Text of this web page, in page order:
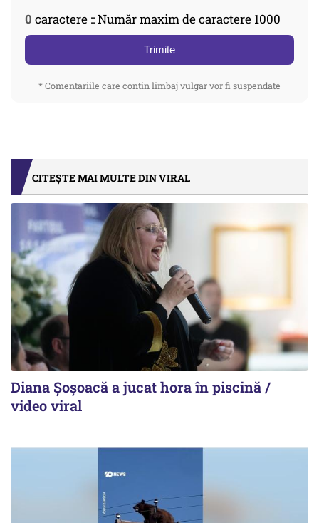
0 caractere :: Număr maxim de caractere 1000
Trimite
* Comentariile care contin limbaj vulgar vor fi suspendate
CITEȘTE MAI MULTE DIN VIRAL
Diana Șoșoacă a jucat hora în piscină /
video viral